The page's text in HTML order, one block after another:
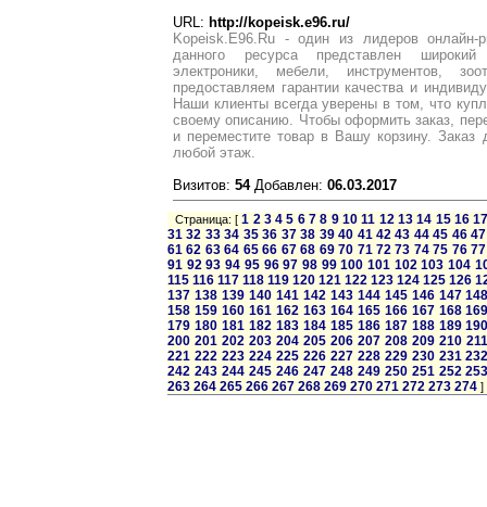
URL: http://kopeisk.e96.ru/
Kopeisk.E96.Ru - один из лидеров онлайн-
данного ресурса представлен
электроники, мебели, инструментов,
предоставляем гарантии качества и
Наши клиенты всегда уверены в том, что
своему описанию. Чтобы оформить заказ,
и переместите товар в Вашу корзину.
любой этаж.
Визитов: 54Добавлен: 06.03.2017
Страница: [1 2 3 4 5 6 7 8 9 10 11 12 13 14 15 16
31 32 33 34 35 36 37 38 39 40 41 42 43 44 45 46 47
61 62 63 64 65 66 67 68 69 70 71 72 73 74 75 76 77
91 92 93 94 95 96 97 98 99 100 101 102 103 104
115 116 117 118 119 120 121 122 123 124 125 126
137 138 139 140 141 142 143 144 145 146 147
158 159 160 161 162 163 164 165 166 167 168
179 180 181 182 183 184 185 186 187 188 189
200 201 202 203 204 205 206 207 208 209 210 211
221 222 223 224 225 226 227 228 229 230 231
242 243 244 245 246 247 248 249 250 251 252
263 264 265 266 267 268 269 270 271 272 273 274 ]